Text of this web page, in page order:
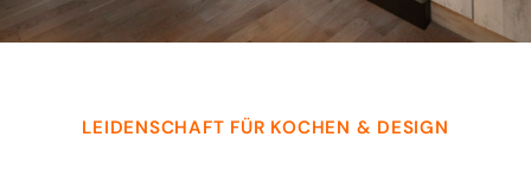
LEIDENSCHAFT FÜR KOCHEN & DESIGN